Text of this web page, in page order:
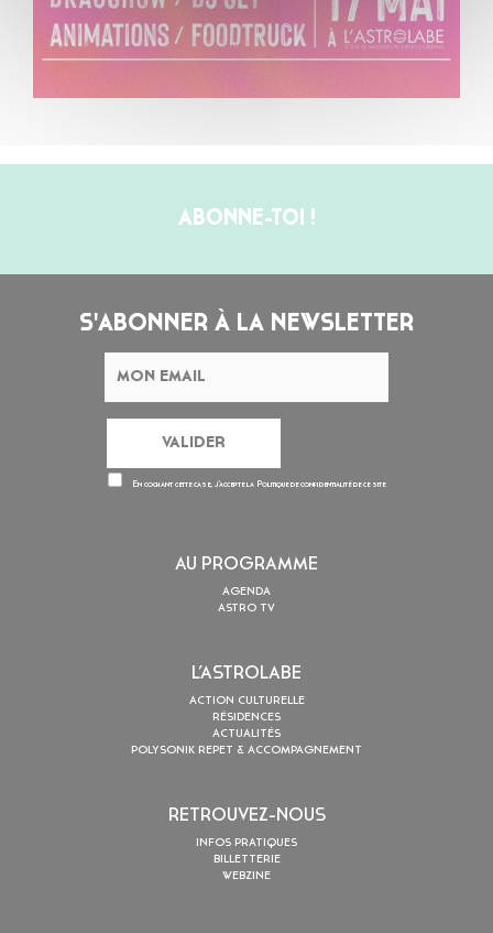
ABONNE-TOI !
S'ABONNER À LA NEWSLETTER
En cochant cette case, j’accepte la Politique de confidentialitéde ce site
AU PROGRAMME
AGENDA
ASTRO TV
L’ASTROLABE
ACTION CULTURELLE
RÉSIDENCES
ACTUALITÉS
POLYSONIK REPET & ACCOMPAGNEMENT
RETROUVEZ-NOUS
INFOS PRATIQUES
BILLETTERIE
WEBZINE